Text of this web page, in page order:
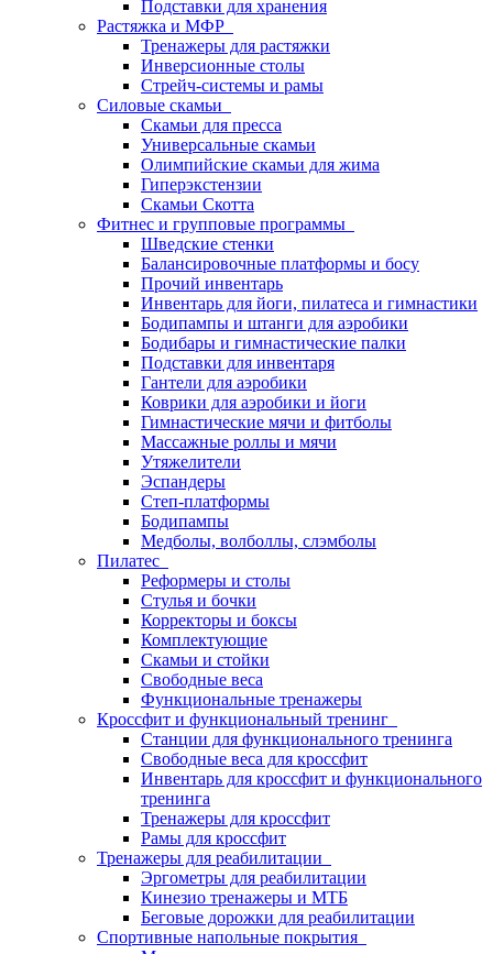
Подставки для хранения
Растяжка и МФР
Тренажеры для растяжки
Инверсионные столы
Стрейч-системы и рамы
Силовые скамьи
Скамьи для пресса
Универсальные скамьи
Олимпийские скамьи для жима
Гиперэкстензии
Скамьи Скотта
Фитнес и групповые программы
Шведские стенки
Балансировочные платформы и босу
Прочий инвентарь
Инвентарь для йоги, пилатеса и гимнастики
Бодипампы и штанги для аэробики
Бодибары и гимнастические палки
Подставки для инвентаря
Гантели для аэробики
Коврики для аэробики и йоги
Гимнастические мячи и фитболы
Массажные роллы и мячи
Утяжелители
Эспандеры
Степ-платформы
Бодипампы
Медболы, волболлы, слэмболы
Пилатес
Реформеры и столы
Стулья и бочки
Корректоры и боксы
Комплектующие
Скамьи и стойки
Свободные веса
Функциональные тренажеры
Кроссфит и функциональный тренинг
Станции для функционального тренинга
Свободные веса для кроссфит
Инвентарь для кроссфит и функционального
тренинга
Тренажеры для кроссфит
Рамы для кроссфит
Тренажеры для реабилитации
Эргометры для реабилитации
Кинезио тренажеры и МТБ
Беговые дорожки для реабилитации
Спортивные напольные покрытия